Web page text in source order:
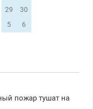
29
30
5 6
пожар тушат на